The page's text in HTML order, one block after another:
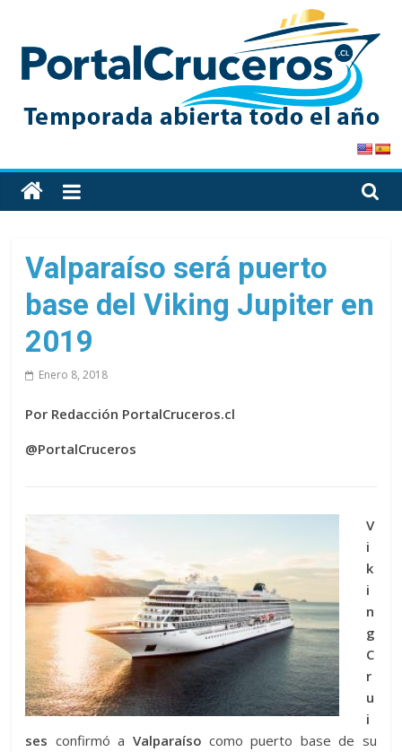
content
PortalCruceros
Toda
la
de
cruceros
un
solo
Valparaíso será puerto
base del Viking Jupiter en
2019
Enero 8, 2018
Por Redacción PortalCruceros.cl
@PortalCruceros
V
i
k
i
n
g
C
r
u
i
ses confirmó a Valparaíso como puerto base de su